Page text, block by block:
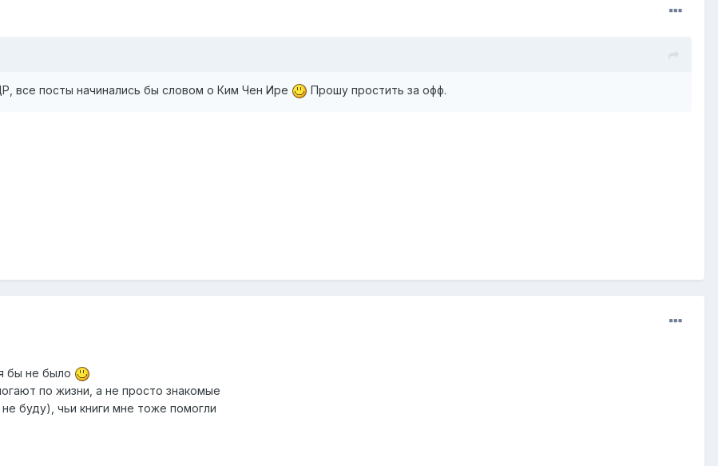
все посты начинались бы словом о Ким Чен Ире Прошу простить за офф.
бы не было
по жизни, а не просто знакомые
буду), чьи книги мне тоже помогли